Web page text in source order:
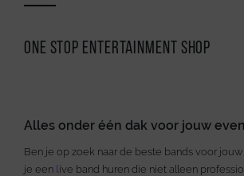
One stop entertainment shop
Alles onder één dak voor jouw
Ben je op zoek naar de beste bands voor
je een live band huren die niet alleen